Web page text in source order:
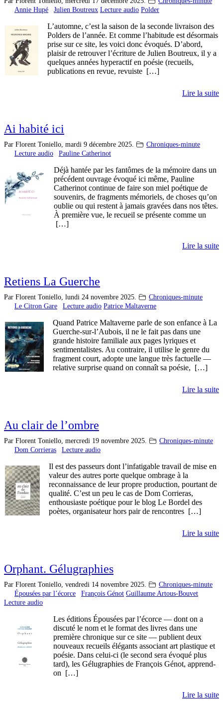
Annie Hupé
Julien Boutreux Lecture audio Polder
L’automne, c’est la saison de la seconde livraison des
Polders de l’année. Et comme l’habitude est désormais
prise sur ce site, les voici donc évoqués. D’abord,
plaisir de retrouver l’écriture de Julien Boutreux, il y a
quelques années hyperactif en poésie (recueils,
publications en revue, revuiste […]
Lire la suite
Ai habité ici
Par Florent Toniello, mardi 9 décembre 2025.
Chroniques-minute
Lecture audio
Pauline Catherinot
Déjà hantée par les fantômes de la mémoire dans un
précédent ouvrage évoqué ici même, Pauline
Catherinot continue de faire son miel poétique de
souvenirs, de fragments mémoriels, de choses qu’on
oublie ou qui restent à jamais gravées dans nos têtes.
À première vue, le recueil se présente comme un
[…]
Lire la suite
Retiens La Guerche
Par Florent Toniello, lundi 24 novembre 2025.
Chroniques-minute
Le Citron Gare
Lecture audio Patrice Maltaverne
Quand Patrice Maltaverne parle de son enfance à La
Guerche-sur-l’Aubois, il ne le fait pas dans une
grande histoire familiale aux pages lyriques et
sentimentalistes. Au contraire, il utilise le genre du
fragment court, adopte une langue très factuelle —
relative surprise quand on connaît sa poésie, […]
Lire la suite
Au clair de l’ombre
Par Florent Toniello, mercredi 19 novembre 2025.
Chroniques-minute
Dom Corrieras
Lecture audio
Il est des passeurs dont l’infatigable travail de mise en
valeur des autres porte quelque ombrage à la
reconnaissance de leur propre production, pourtant de
qualité. C’est un peu le cas de Dom Corrieras,
enthousiaste poétique pour le blog Le Bordel des
poètes, organisateur hors pair de rencontres […]
Lire la suite
Orphant. Gélugraphies
Par Florent Toniello, vendredi 14 novembre 2025.
Chroniques-minute
Épousées par l’écorce
François Génot Guillaume Artous-Bouvet
Lecture audio
Les éditions Épousées par l’écorce — dont on a
discuté le nom et le format des livres dans une
première chronique sur ce site — publient deux
nouveaux recueils élégants associant art plastique et
poésie. Dans celui-ci (le second sera évoqué plus
tard), les Gélugraphies de François Génot, apprend-
on […]
Lire la suite